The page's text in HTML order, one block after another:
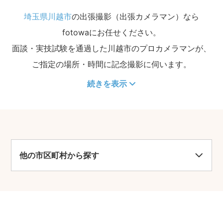
埼玉県川越市の出張撮影（出張カメラマン）なら
fotowaにお任せください。
面談・実技試験を通過した川越市のプロカメラマンが、
ご指定の場所・時間に記念撮影に伺います。
続きを表示
他の市区町村から探す